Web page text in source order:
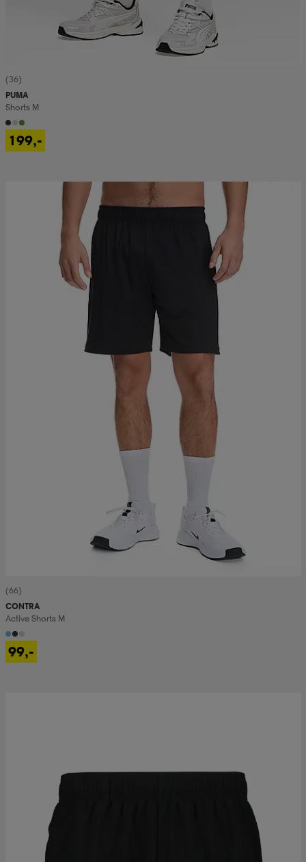
(36)
PUMA
Shorts M
199,-
(66)
CONTRA
Active Shorts M
99,-